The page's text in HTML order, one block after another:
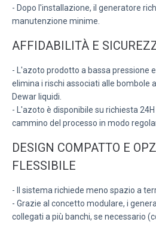
- Dopo l'installazione, il generatore
manutenzione minime.
AFFIDABILITÀ E
- L'azoto prodotto a bassa pressione
elimina i rischi associati alle bombole
Dewar liquidi.
- L'azoto è disponibile su richiesta
cammino del processo in modo
DESIGN COMPATTO E
FLESSIBILE
- Il sistema richiede meno spazio a
- Grazie al concetto modulare, i
collegati a più banchi, se necessario